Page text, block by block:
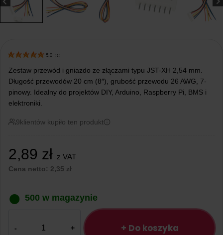
5.0 ( 2 )
Zestaw przewód i gniazdo ze złączami typu JST-XH 2,54 mm.
Długość przewodów 20 cm (8″), grubość przewodu 26 AWG, 7-
pinowy. Idealny do projektów DIY, Arduino, Raspberry Pi, BMS i
elektroniki.
9klientów kupiło ten produkt
2,89 zł z VAT
Cena netto: 2,35 zł
500 w magazynie
+ Do koszyka